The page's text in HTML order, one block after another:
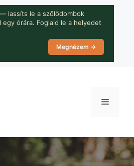
lassíts le a szőlődombok
órára. Foglald le a helyedet
Megnézem →
Menü